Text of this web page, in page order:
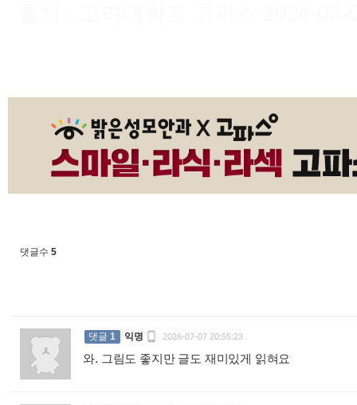
댓글수 5
댓글 1 익명  2026-07-07 20:55:23
와. 그림도 좋지만 글도 재미있게 읽혀요